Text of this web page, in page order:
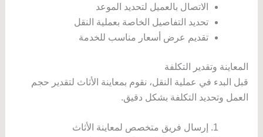
الاتصال بالعميل لتحديد الموعد
تحديد التفاصيل الخاصة بعملية النقل
تقديم عرض أسعار مناسب للخدمة
المعاينة وتقدير التكلفة
قبل البدء في عملية النقل، نقوم بمعاينة الأثاث لتقدير حجم
العمل وتحديد التكلفة بشكل دقيق.
إرسال فريق متخصص لمعاينة الأثاث